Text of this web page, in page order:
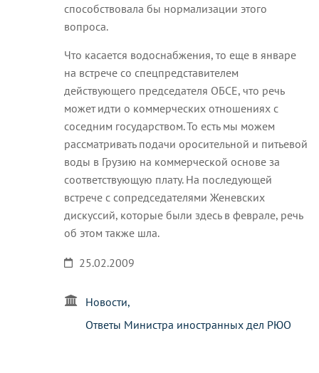
способствовала бы нормализации этого
вопроса.
Что касается водоснабжения, то еще в январе
на встрече со спецпредставителем
действующего председателя ОБСЕ, что речь
может идти о коммерческих отношениях с
соседним государством. То есть мы можем
рассматривать подачи оросительной и питьевой
воды в Грузию на коммерческой основе за
соответствующую плату. На последующей
встрече с сопредседателями Женевских
дискуссий, которые были здесь в феврале, речь
об этом также шла.
25.02.2009
Новости
Ответы Министра иностранных дел РЮО